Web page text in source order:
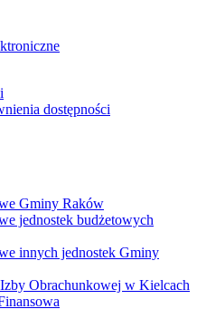
dostępności
Gminy Raków
jednostek budżetowych
innych jednostek Gminy
Obrachunkowej w Kielcach